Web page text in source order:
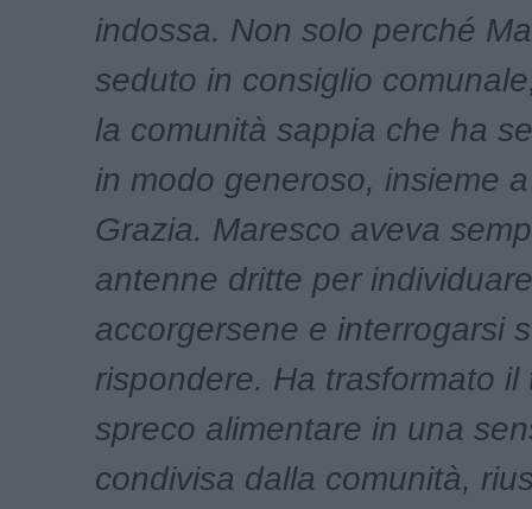
indossa. Non solo perché
seduto in consiglio
la comunità sappia che ha
in modo generoso, insieme a
Grazia. Maresco aveva
antenne dritte per
accorgersene e interrogarsi
rispondere. Ha trasformato il
spreco alimentare in una
condivisa dalla comunità,